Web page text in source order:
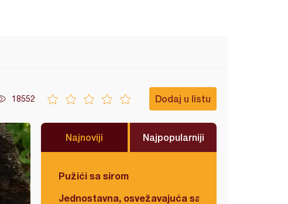
18552 Dodaj u listu
Najnoviji Najpopularniji
Pužići sa sirom
Jednostavna, osvežavajuća salata